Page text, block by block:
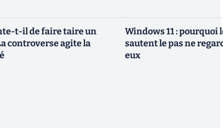
t-il de faire taire un
controverse agite la
Windows 11 : pourquoi
sautent le pas ne
eux